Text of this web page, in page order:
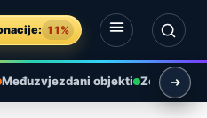
11%
Međuzvjezdani objekti Zemlja i